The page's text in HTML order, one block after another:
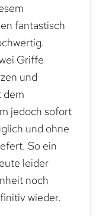
fantastisch
Griffe
und
dem
jedoch sofort
und ohne
So ein
leider
noch
wieder.